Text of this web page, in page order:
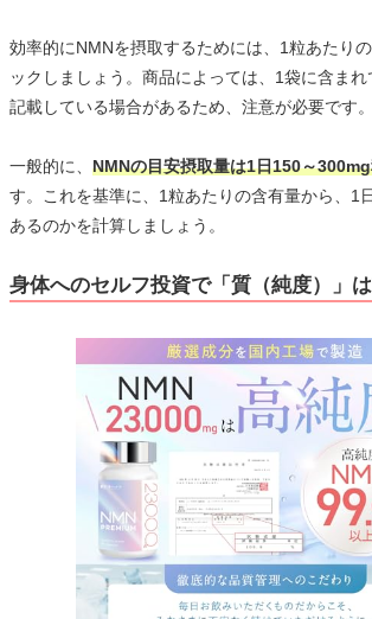
効率的にNMNを摂取するためには、1粒あたり
ックしましょう。商品によっては、1袋に含ま
記載している場合があるため、注意が必要です。
一般的に、 NMNの目安摂取量は1日150～
す。これを基準に、1粒あたりの含有量から、1
あるのかを計算しましょう。
身体へのセルフ投資で「質（純度）」は